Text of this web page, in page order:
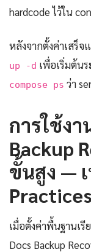
hardcode ไว้ใน
หลังจากตั้งค่าเสร็จ
up -d เพื่อเริ่มต้น
compose ps ว่า
การใช้ง
Backup
ขั้นสูง —
Practices
เมื่อตั้งค่าพื้นฐานเ
Docs Backup